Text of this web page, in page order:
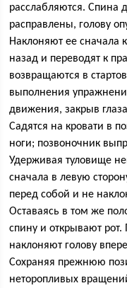
расслабляются. Спина
расправлены, голову
Наклоняют ее сначала
назад и переводят к
возвращаются в
выполнения
движения, закрыв
Садятся на кровати в
ноги; позвоночник
Удерживая туловище
сначала в левую
перед собой и не
Оставаясь в том же
спину и открывают рот.
наклоняют голову
Сохраняя прежнюю
неторопливых